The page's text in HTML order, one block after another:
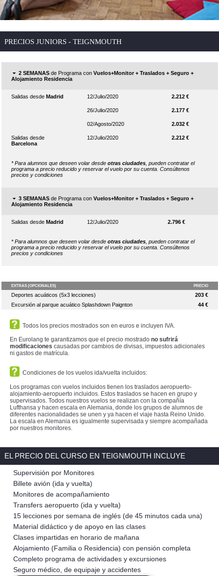
PRECIOS JUNIORS - TEIGNMOUTH
Todos los precios mostrados son en euros e incluyen IVA.
En Eurolang te garantizamos que el precio mostrado no sufrirá
modificaciones causadas por cambios de divisas, impuestos adicionales
ni gastos de matrícula.
Condiciones de los vuelos ida/vuelta incluidos:
Los programas con vuelos incluidos tienen los traslados aeropuerto-
alojamiento-aeropuerto incluidos. Estos traslados se hacen en grupo y
supervisados. Todos nuestros vuelos se realizan con la compañía
Lufthansa y hacen escala en Alemania, donde los grupos de alumnos de
diferentes nacionalidades se unen y ya hacen el viaje hasta Reino Unido.
La escala en Alemania es igualmente supervisada y siempre acompañada
por nuestros monitores.
EL PRECIO DEL CURSO EN TEIGNMOUTH INCLUYE
Supervisión por Monitores
Billete avión (ida y vuelta)
Monitores de acompañamiento
Transfers aeropuerto (ida y vuelta)
15 lecciones por semana de inglés (de 45 minutos cada una)
Material didáctico y de apoyo en las clases
Clases impartidas en horario de mañana
Alojamiento (Familia o Residencia) con pensión completa
Completo programa de actividades y excursiones
Seguro médico, de equipaje y accidentes